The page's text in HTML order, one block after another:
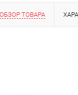
ОБЗОР ТОВАРА